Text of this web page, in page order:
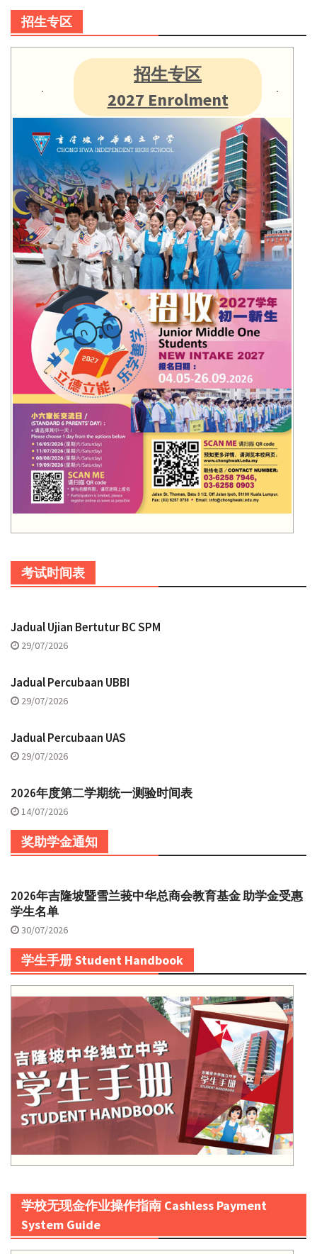
招生专区
招生专区
2027 Enrolment
考试时间表
Jadual Ujian Bertutur BC SPM
29/07/2026
Jadual Percubaan UBBI
29/07/2026
Jadual Percubaan UAS
29/07/2026
2026年度第二学期统一测验时间表
14/07/2026
奖助学金通知
2026年吉隆坡暨雪兰莪中华总商会教育基金 助学金受惠
学生名单
30/07/2026
学生手册 Student Handbook
学校无现金作业操作指南 Cashless Payment
System Guide